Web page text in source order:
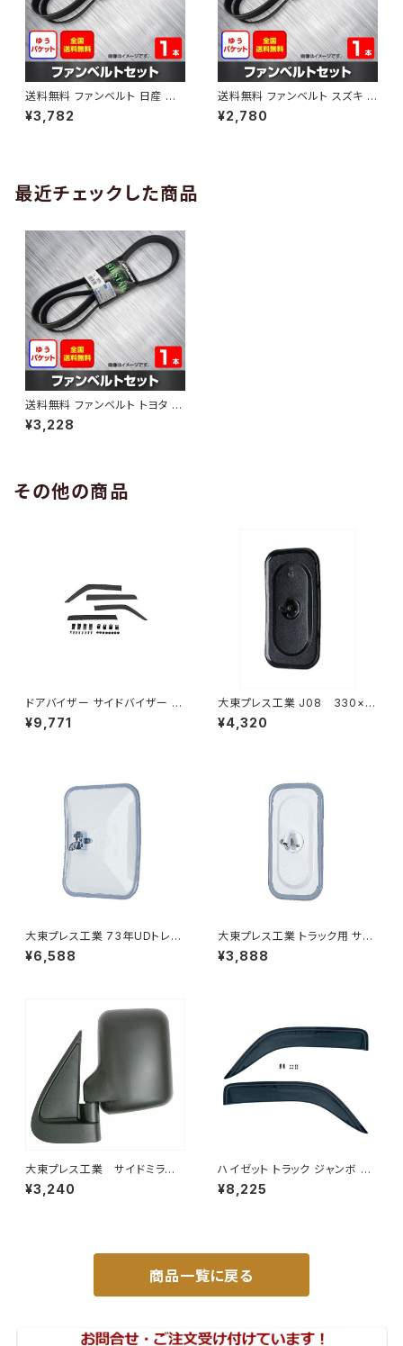
送料無料 ファンベルト 日産 キ
ューブ 型式Z12 H20.11～H24.
10 （国内トップメーカー） 1本 H
¥3,782
送料無料 ファンベルト スズキ ワ
ゴンR 型式MH34S H24.09～
H29.02 （国内トップメーカー）
¥2,780
最近チェックした商品
送料無料 ファンベルト トヨタ ヴ
ィッツ 型式SCP10 H14.10～H1
4.12 （国内トップメーカー） 1本
¥3,228
その他の商品
ドアバイザー サイドバイザー タ
ンク 900系 ルーミー 900系 M
900A M910A サイドドア 金具
¥9,771
大東プレス工業 J08 330×1
70 サイドミラー/バックミラー
L012 黒 DI-7B
¥4,320
大東プレス工業 73年UDトレー
ラーミラーL013 （P付） DI-52
¥6,588
大東プレス工業 トラック用 サイ
ドミラー/バックミラー J08 330
X170 L012 DI-7
¥3,888
大東プレス工業 サイドミラー/
バックミラー ダイハツ ハイ
ゼット トラック 左 99年～
¥3,240
ハイゼット トラック ジャンボ S5
00P S510P S500 S510 系 ワ
イド ドアバイザー止め具付ピク
¥8,225
商品一覧に戻る